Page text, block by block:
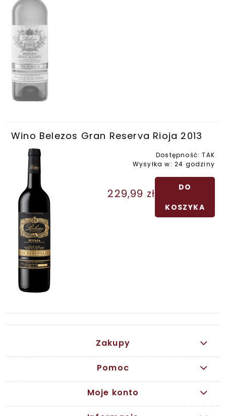
Wino Belezos Gran Reserva Rioja 2013
Dostępność: TAK
Wysyłka w: 24 godziny
229,99 zł
DO
KOSZYKA
Zakupy
Pomoc
Moje konto